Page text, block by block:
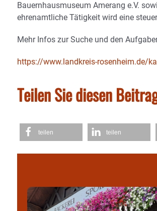
Bauernhausmuseum Amerang e.V.
ehrenamtliche Tätigkeit wird eine
Mehr Infos zur Suche und den
https://www.landkreis-rosenheim.de/
Teilen Sie diesen
teilen teilen